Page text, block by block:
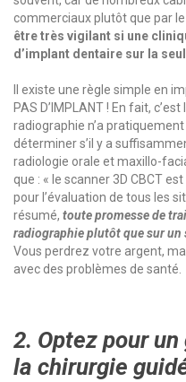
commerciaux plutôt que par
être très vigilant si une
d’implant dentaire sur la
Il existe une règle simple en
PAS D’IMPLANT ! En fait,
radiographie n’a pratiquement
déterminer s’il y a
radiologie orale et maxillo-
que : « le scanner 3D CBCT
pour l’évaluation de tous les
résumé, toute promesse de
radiographie plutôt que sur un
Vous perdrez votre argent,
avec des problèmes de santé.
2. Optez pour
la chirurgie